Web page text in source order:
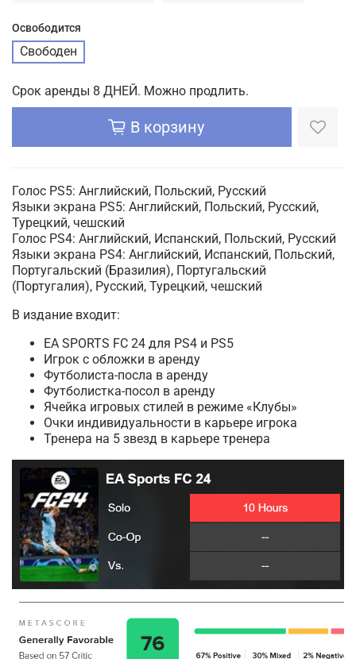
Освободится
Свободен
Срок аренды 8 ДНЕЙ. Можно продлить.
В корзину
Голос PS5: Английский, Польский, Русский
Языки экрана PS5: Английский, Польский, Русский,
Турецкий, чешский
Голос PS4: Английский, Испанский, Польский, Русский
Языки экрана PS4: Английский, Испанский, Польский,
Португальский (Бразилия), Португальский
(Португалия), Русский, Турецкий, чешский
В издание входит:
EA SPORTS FC 24 для PS4 и PS5
Игрок с обложки в аренду
Футболиста-посла в аренду
Футболистка-посол в аренду
Ячейка игровых стилей в режиме «Клубы»
Очки индивидуальности в карьере игрока
Тренера на 5 звезд в карьере тренера